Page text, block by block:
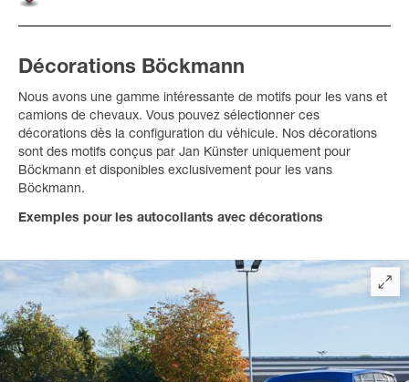
Décorations Böckmann
Nous avons une gamme intéressante de motifs pour les vans et
camions de chevaux. Vous pouvez sélectionner ces
décorations dès la configuration du véhicule. Nos décorations
sont des motifs conçus par Jan Künster uniquement pour
Böckmann et disponibles exclusivement pour les vans
Böckmann.
Exemples pour les autocollants avec décorations